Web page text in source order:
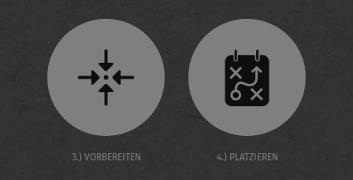
3.) VORBEREITEN 4.) PLATZIEREN